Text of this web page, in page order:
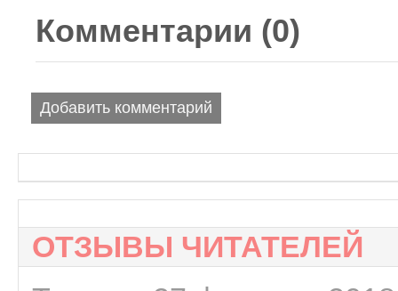
Комментарии (0)
Добавить комментарий
ОТЗЫВЫ ЧИТАТЕЛЕЙ